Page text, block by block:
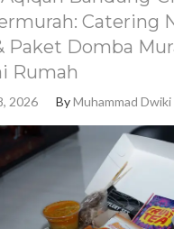
Catering
Paket Domba
Rumah
2026 ByMuhammad